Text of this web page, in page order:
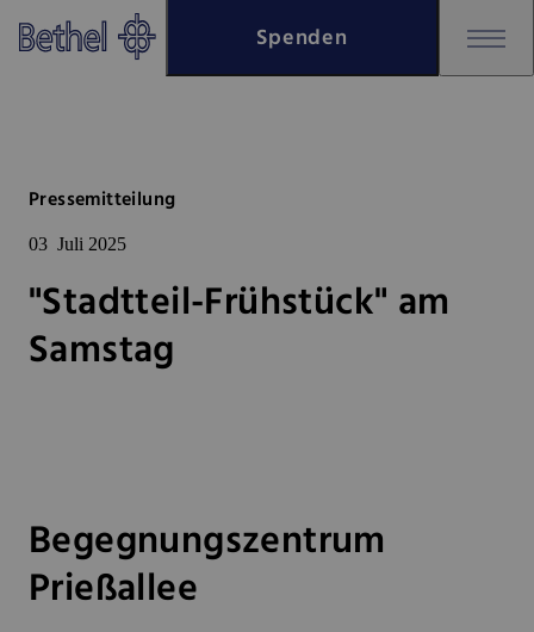
Zum Hauptinhalt springen
Zur Fußzeile springen
Spenden
Pressemitteilung
03 Juli 2025
"Stadtteil-Frühstück" am
Samstag
Begegnungszentrum
Prießallee